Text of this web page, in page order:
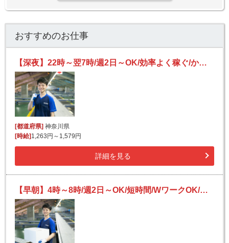
おすすめのお仕事
【深夜】22時～翌7時/週2日～OK/効率よく稼ぐ/かんたん宅配便の仕分け/Wワーク・大学生歓迎！
[都道府県] 神奈川県
[時給] 1,263円～1,579円
詳細を見る
【早朝】4時～8時/週2日～OK/短時間/WワークOK/未経験OK/日払い可(規定有)/宅配便の仕分け